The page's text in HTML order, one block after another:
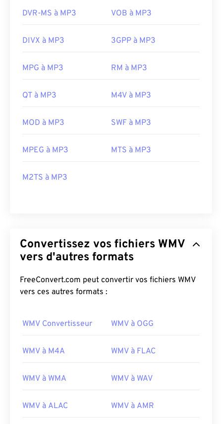
DVR-MS à MP3 VOB à MP3
DIVX à MP3 3GPP à MP3
MPG à MP3 RM à MP3
QT à MP3 M4V à MP3
MOD à MP3 SWF à MP3
MPEG à MP3 MTS à MP3
M2TS à MP3
Convertissez vos fichiers WMV
vers d'autres formats
FreeConvert.com peut convertir vos fichiers WMV
vers ces autres formats :
WMV Convertisseur WMV à OGG
WMV à M4A WMV à FLAC
WMV à WMA WMV à WAV
WMV à ALAC WMV à AMR